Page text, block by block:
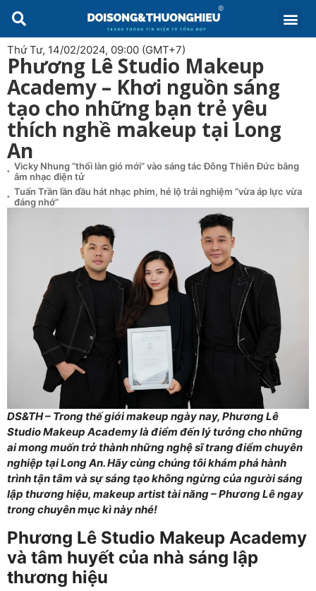
Thứ Tư, 14/02/2024, 09:00 (GMT+7)
Phương Lê Studio Makeup
Academy – Khơi nguồn sáng
tạo cho những bạn trẻ yêu
thích nghề makeup tại Long
An
Vicky Nhung “thổi làn gió mới” vào sáng tác Đông Thiên Đức bằng
âm nhạc điện tử
Tuấn Trần lần đầu hát nhạc phim, hé lộ trải nghiệm “vừa áp lực vừa
đáng nhớ”
DS&TH – Trong thế giới makeup ngày nay, Phương Lê
Studio Makeup Academy là điểm đến lý tưởng cho những
ai mong muốn trở thành những nghệ sĩ trang điểm chuyên
nghiệp tại Long An. Hãy cùng chúng tôi khám phá hành
trình tận tâm và sự sáng tạo không ngừng của người sáng
lập thương hiệu, makeup artist tài năng – Phương Lê ngay
trong chuyên mục kì này nhé!
Phương Lê Studio Makeup Academy
và tâm huyết của nhà sáng lập
thương hiệu